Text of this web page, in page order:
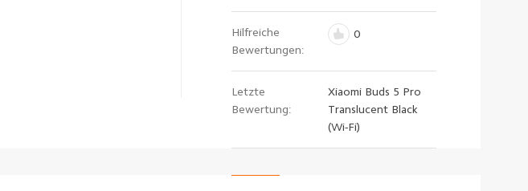
Hilfreiche
Bewertungen:
0
Letzte
Bewertung:
Xiaomi Buds 5 Pro
Translucent Black
(Wi-Fi)